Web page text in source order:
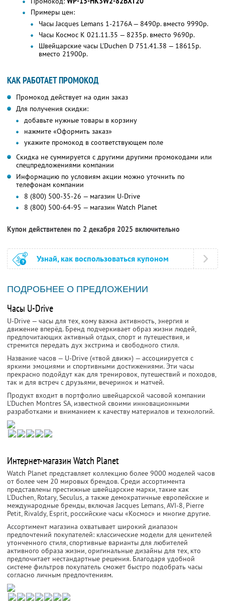
Примеры цен:
Часы Jacques Lemans 1-2176A — 8490р. вместо 9990р.
Часы Космос K 021.11.35 — 8235р. вместо 9690р.
Швейцарские часы L'Duchen D 751.41.38 — 18615р.
вместо 21900р.
КАК РАБОТАЕТ ПРОМОКОД
Промокод действует на один заказ
Для получения скидки:
добавьте нужные товары в корзину
нажмите «Оформить заказ»
укажите промокод в соответствующем поле
Скидка не суммируется с другими другими промокодами или
спецпредложениями компании
Информацию по условиям акции можно уточнить по
телефонам компании
8 (800) 500-35-26 — магазин U-Drive
8 (800) 500-64-95 — магазин Watch Planet
Купон действителен по 2 декабря 2025 включительно
Узнай, как воспользоваться купоном
ПОДРОБНЕЕ О ПРЕДЛОЖЕНИИ
Часы U-Drive
U-Drive — часы для тех, кому важна активность, энергия и
движение вперёд. Бренд подчеркивает образ жизни людей,
предпочитающих активный отдых, спорт и путешествия, и
стремится передать дух экстрима и свободного стиля.
Название часов — U-Drive («твой движ») — ассоциируется с
яркими эмоциями и спортивными достижениями. Эти часы
прекрасно подойдут как для тренировок, путешествий и походов,
так и для встреч с друзьями, вечеринок и матчей.
Продукт входит в портфолио швейцарской часовой компании
L'Duchen Montres SA, известной своими инновационными
разработками и вниманием к качеству материалов и технологий.
Интернет-магазин Watch Planet
Watch Planet представляет коллекцию более 9000 моделей часов
от более чем 20 мировых брендов. Среди ассортимента
представлены престижные швейцарские марки, такие как
L'Duchen, Rotary, Seculus, а также демократичные европейские и
международные бренды, включая Jacques Lemans, AVI-8, Pierre
Petit, Rivaldy, Esprit, российские часы «Космос» и многие другие.
Ассортимент магазина охватывает широкий диапазон
предпочтений покупателей: классические модели для ценителей
утонченного стиля, спортивные варианты для любителей
активного образа жизни, оригинальные дизайны для тех, кто
предпочитает нестандартные решения. Благодаря удобной
системе фильтров покупатель сможет быстро подобрать часы
согласно личным предпочтениям.